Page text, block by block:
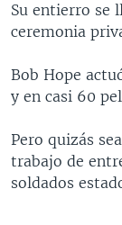
EL MUNDO AL
DEPORTIVO
SÍGANOS
Idiomas
Su entierro se
ceremonia
Bob Hope
y en casi 60
Pero quizás
trabajo de
soldados